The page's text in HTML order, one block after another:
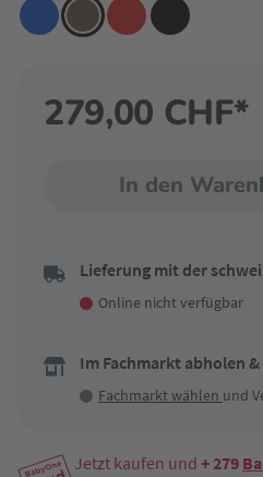
279,00 CHF*
In den
Lieferung mit der
Online nicht verfügbar
Im Fachmarkt abholen
Fachmarkt wählen und
Jetzt kaufen und + 279